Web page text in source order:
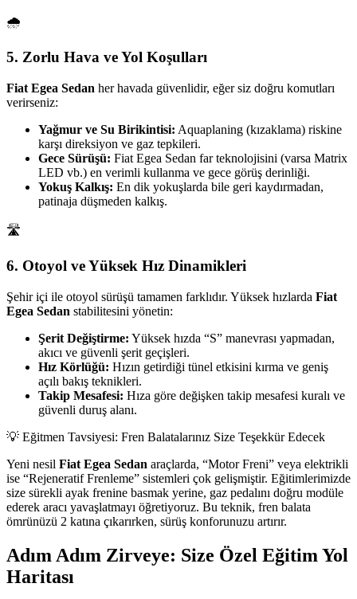
🌧️
5. Zorlu Hava ve Yol Koşulları
Fiat Egea Sedan her havada güvenlidir, eğer siz doğru komutları
verirseniz:
Yağmur ve Su Birikintisi: Aquaplaning (kızaklama) riskine
karşı direksiyon ve gaz tepkileri.
Gece Sürüşü: Fiat Egea Sedan far teknolojisini (varsa Matrix
LED vb.) en verimli kullanma ve gece görüş derinliği.
Yokuş Kalkış: En dik yokuşlarda bile geri kaydırmadan,
patinaja düşmeden kalkış.
🛣️
6. Otoyol ve Yüksek Hız Dinamikleri
Şehir içi ile otoyol sürüşü tamamen farklıdır. Yüksek hızlarda Fiat
Egea Sedan stabilitesini yönetin:
Şerit Değiştirme: Yüksek hızda “S” manevrası yapmadan,
akıcı ve güvenli şerit geçişleri.
Hız Körlüğü: Hızın getirdiği tünel etkisini kırma ve geniş
açılı bakış teknikleri.
Takip Mesafesi: Hıza göre değişken takip mesafesi kuralı ve
güvenli duruş alanı.
💡 Eğitmen Tavsiyesi: Fren Balatalarınız Size Teşekkür Edecek
Yeni nesil Fiat Egea Sedan araçlarda, “Motor Freni” veya elektrikli
ise “Rejeneratif Frenleme” sistemleri çok gelişmiştir. Eğitimlerimizde
size sürekli ayak frenine basmak yerine, gaz pedalını doğru modüle
ederek aracı yavaşlatmayı öğretiyoruz. Bu teknik, fren balata
ömrünüzü 2 katına çıkarırken, sürüş konforunuzu artırır.
Adım Adım Zirveye: Size Özel Eğitim Yol
Haritası